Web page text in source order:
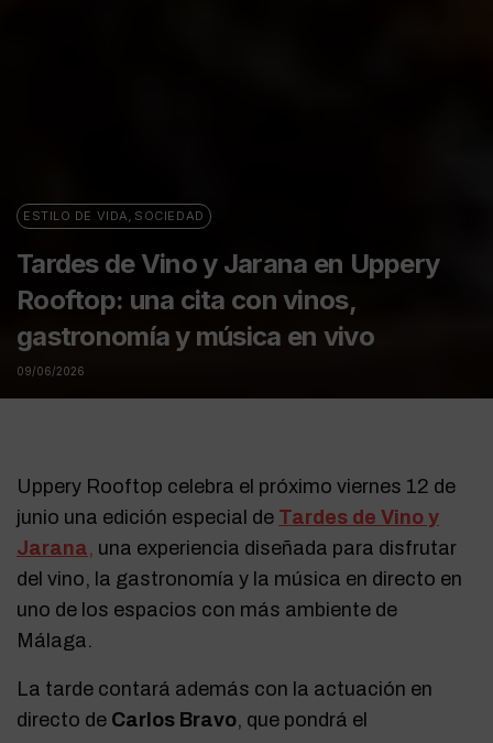
ESTILO DE VIDA , SOCIEDAD
Tardes de Vino y Jarana en Uppery
Rooftop: una cita con vinos,
gastronomía y música en vivo
09/06/2026
Uppery Rooftop celebra el próximo viernes 12 de
junio una edición especial de Tardes de Vino y
Jarana, una experiencia diseñada para disfrutar
del vino, la gastronomía y la música en directo en
uno de los espacios con más ambiente de
Málaga.
La tarde contará además con la actuación en
directo de Carlos Bravo, que pondrá el